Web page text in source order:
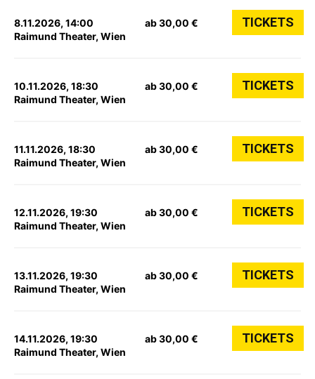
8.11.2026, 14:00
Raimund Theater, Wien
ab 30,00 € TICKETS
10.11.2026, 18:30
Raimund Theater, Wien
ab 30,00 € TICKETS
11.11.2026, 18:30
Raimund Theater, Wien
ab 30,00 € TICKETS
12.11.2026, 19:30
Raimund Theater, Wien
ab 30,00 € TICKETS
13.11.2026, 19:30
Raimund Theater, Wien
ab 30,00 € TICKETS
14.11.2026, 19:30
Raimund Theater, Wien
ab 30,00 € TICKETS